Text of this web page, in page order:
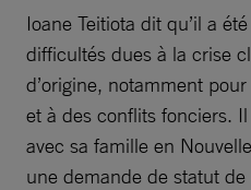
Ioane Teitiota dit qu’il a
difficultés dues à la crise
d’origine, notamment
et à des conflits fonciers.
avec sa famille en
une demande de statut